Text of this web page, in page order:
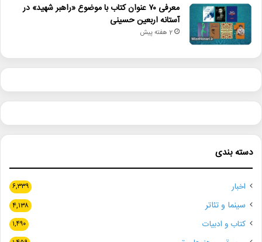
معرفی ۷۰ عنوان کتاب با موضوع «راهبر شهید» در
آستانه اربعین حسینی
2 هفته پیش
دسته بندی
اخبار ۶,۳۳۹
سینما و تئاتر ۴,۱۳۸
کتاب و ادبیات ۱,۴۹۰